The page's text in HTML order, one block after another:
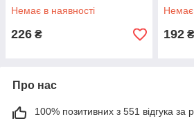
Немає в наявності
226 ₴
Немає
192 ₴
Про нас
100% позитивних з 551 відгука за